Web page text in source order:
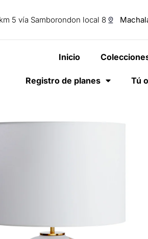
5 vía Samborondon local 8
Inicio
Registro de planes Tú